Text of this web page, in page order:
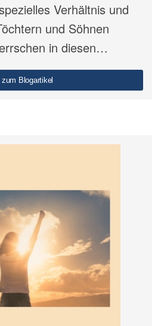
Verhältnis und
und Söhnen
in diesen…
zum Blogartikel